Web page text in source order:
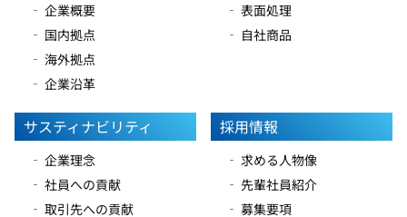
‐ 企業概要
‐ 国内拠点
‐ 海外拠点
‐ 企業沿革
‐ 表面処理
‐ 自社商品
サスティナビリティ
‐ 企業理念
‐ 社員への貢献
‐ 取引先への貢献
採用情報
‐ 求める人物像
‐ 先輩社員紹介
‐ 募集要項